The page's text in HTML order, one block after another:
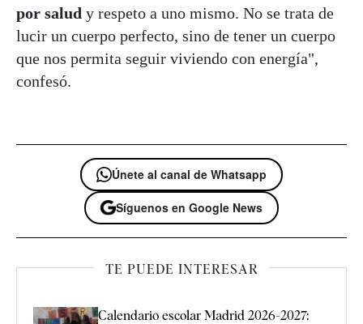
por salud y respeto a uno mismo. No se trata de
lucir un cuerpo perfecto, sino de tener un cuerpo
que nos permita seguir viviendo con energía",
confesó.
Únete al canal de Whatsapp
Síguenos en Google News
TE PUEDE INTERESAR
Calendario escolar Madrid 2026-2027: